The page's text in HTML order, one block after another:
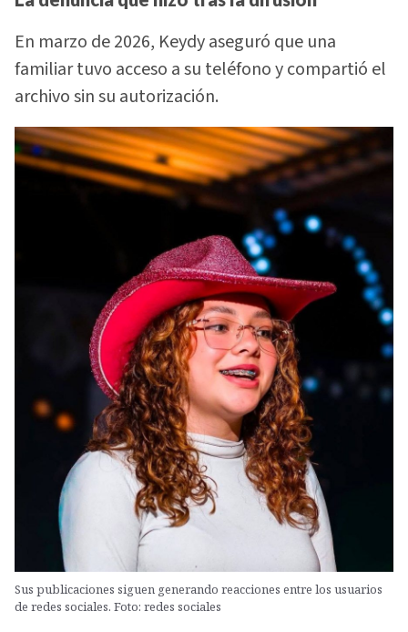
En marzo de 2026, Keydy aseguró que una
familiar tuvo acceso a su teléfono y compartió el
archivo sin su autorización.
Sus publicaciones siguen generando reacciones entre los usuarios
de redes sociales. Foto: redes sociales